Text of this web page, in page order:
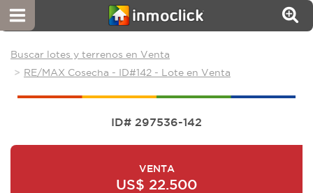
Buscar lotes y terrenos en Venta
RE/MAX Cosecha - ID#142 - Lote en Venta
ID# 297536-142
VENTA
US$ 22.500